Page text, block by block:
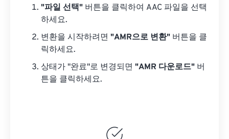
"파일 선택" 버튼을 클릭하여 AAC 파일을 선택
하세요.
변환을 시작하려면 "AMR으로 변환" 버튼을 클
릭하세요.
상태가 "완료"로 변경되면 "AMR 다운로드" 버
튼을 클릭하세요.